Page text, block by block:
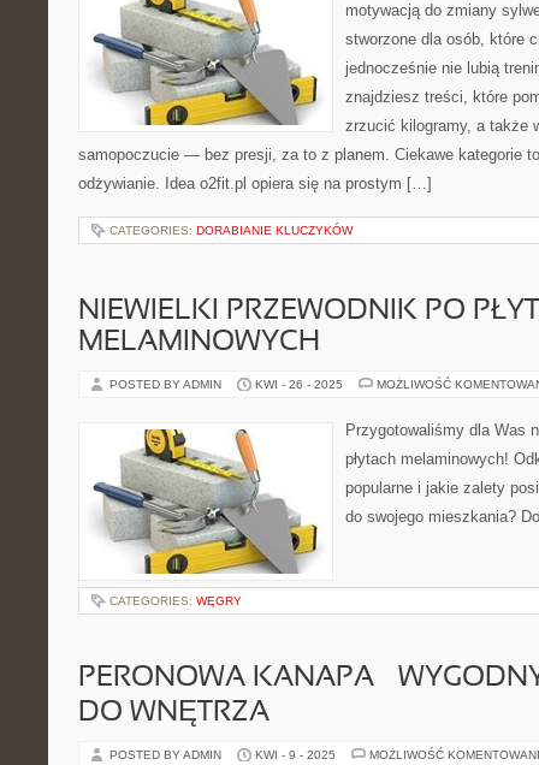
motywacją do zmiany
stworzone dla osób, które
jednocześnie nie lubią
znajdziesz treści, które
zrzucić kilogramy, a także
samopoczucie — bez presji, za to z planem. Ciekawe kategorie
odżywianie. Idea o2fit.pl opiera się na prostym […]
CATEGORIES: DORABIANIE KLUCZYKÓW
NIEWIELKI PRZEWODNIK PO
MELAMINOWYCH
POSTED BY ADMIN KWI - 26 - 2025 MOŻLIWOŚĆ
Przygotowaliśmy dla Was
płytach melaminowych!
popularne i jakie zalety
do swojego mieszkania?
CATEGORIES: WĘGRY
PERONOWA KANAPA –
DO WNĘTRZA
POSTED BY ADMIN KWI - 9 - 2025 MOŻLIWOŚĆ